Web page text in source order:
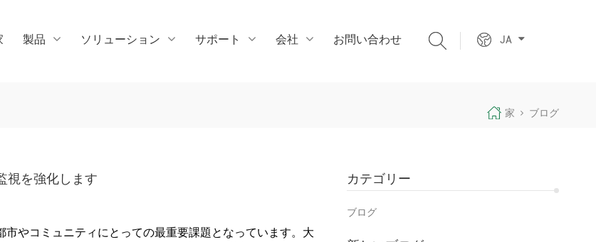
JA
製品 ソリューション サポート 会社 お問い合わせ
家 ブログ
カテゴリー
ブログ
視を強化します
やコミュニティにとっての最重要課題となっています。大